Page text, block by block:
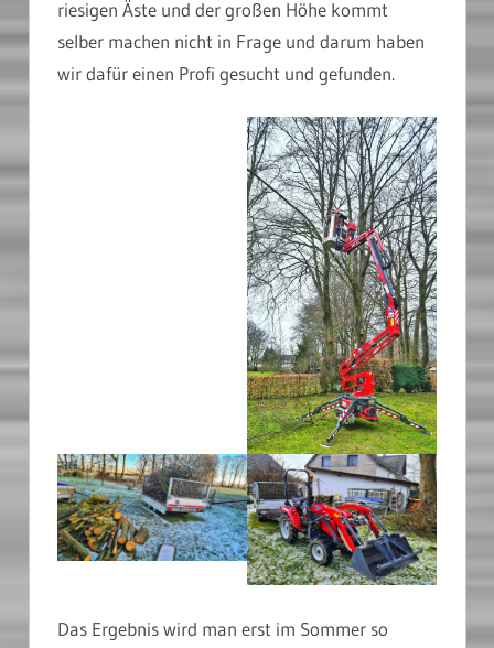
riesigen Äste und der großen Höhe kommt
selber machen nicht in Frage und darum haben
wir dafür einen Profi gesucht und gefunden.
Das Ergebnis wird man erst im Sommer so